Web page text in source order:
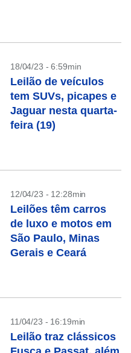
18/04/23 - 6:59min
Leilão de veículos
tem SUVs, picapes e
Jaguar nesta quarta-
feira (19)
12/04/23 - 12:28min
Leilões têm carros
de luxo e motos em
São Paulo, Minas
Gerais e Ceará
11/04/23 - 16:19min
Leilão traz clássicos